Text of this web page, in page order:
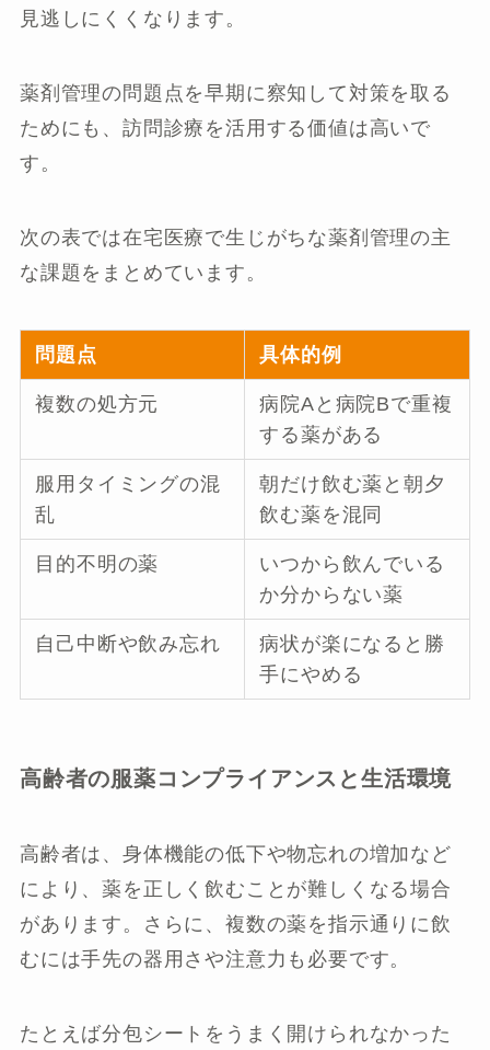
見逃しにくくなります。
薬剤管理の問題点を早期に察知して対策を取る
ためにも、訪問診療を活用する価値は高いで
す。
次の表では在宅医療で生じがちな薬剤管理の主
な課題をまとめています。
問題点 具体的例
複数の処方元
病院Aと病院Bで重複
する薬がある
服用タイミングの混
乱
朝だけ飲む薬と朝夕
飲む薬を混同
目的不明の薬
いつから飲んでいる
か分からない薬
自己中断や飲み忘れ
病状が楽になると勝
手にやめる
高齢者の服薬コンプライアンスと生活環境
高齢者は、身体機能の低下や物忘れの増加など
により、薬を正しく飲むことが難しくなる場合
があります。さらに、複数の薬を指示通りに飲
むには手先の器用さや注意力も必要です。
たとえば分包シートをうまく開けられなかった